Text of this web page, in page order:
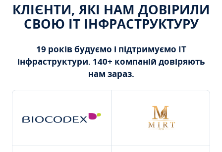
КЛІЄНТИ, ЯКІ НАМ ДОВІРИЛИ
СВОЮ ІТ ІНФРАСТРУКТУРУ
19 років будуємо і підтримуємо ІТ
інфраструктури. 140+ компаній довіряють
нам зараз.